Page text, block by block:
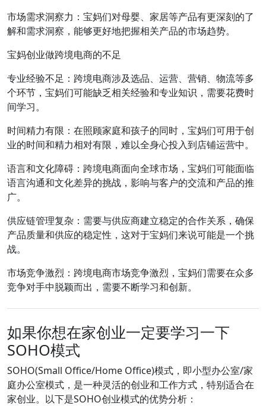
市场需求洞察力：宝妈们对母婴、家居等产品有更深刻的了
解和需求洞察，能够更好地把握相关产品的市场趋势。
宝妈创业做跨境电商的不足
专业经验不足：跨境电商涉及选品、运营、营销、物流等多
个环节，宝妈们可能缺乏相关经验和专业知识，需要花费时
间学习。
时间精力有限：在照顾家庭和孩子的同时，宝妈们可用于创
业的时间和精力相对有限，难以全身心投入到店铺运营中。
语言和文化障碍：跨境电商面向全球市场，宝妈们可能面临
语言沟通和文化差异的挑战，影响与客户的交流和产品的推
广。
供应链管理复杂：需要与供应商建立稳定的合作关系，确保
产品质量和供应的稳定性，这对于宝妈们来说可能是一个挑
战。
市场竞争激烈：跨境电商市场竞争激烈，宝妈们需要在众多
竞争对手中脱颖而出，需要不断学习和创新。
如果你想在家创业一定要学习一下
SOHO模式
SOHO(Small Office/Home Office)模式，即小型办公室/家
庭办公室模式，是一种灵活的创业和工作方式，特别适合在
家创业。以下是SOHO创业模式的优势分析：